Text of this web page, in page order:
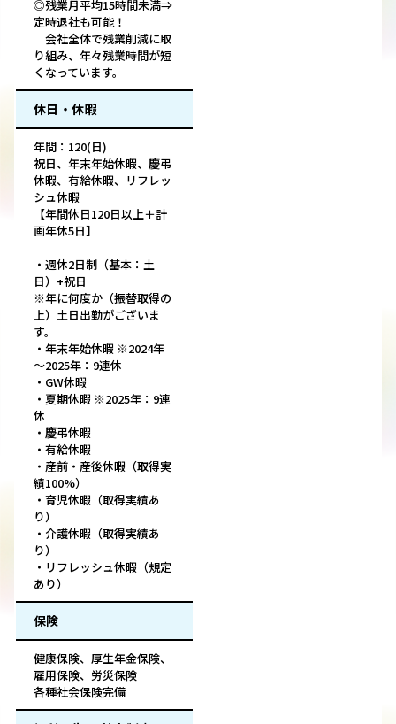
◎残業月平均15時間未満⇒
定時退社も可能！
会社全体で残業削減に取
り組み、年々残業時間が短
くなっています。
休日・休暇
年間：120(日)
祝日、年末年始休暇、慶弔
休暇、有給休暇、リフレッ
シュ休暇
【年間休日120日以上＋計
画年休5日】
・週休2日制（基本：土
日）+祝日
※年に何度か（振替取得の
上）土日出勤がございま
す。
・年末年始休暇 ※2024年
～2025年：9連休
・GW休暇
・夏期休暇 ※2025年：9連
休
・慶弔休暇
・有給休暇
・産前・産後休暇（取得実
績100%）
・育児休暇（取得実績あ
り）
・介護休暇（取得実績あ
り）
・リフレッシュ休暇（規定
あり）
保険
健康保険、厚生年金保険、
雇用保険、労災保険
各種社会保険完備